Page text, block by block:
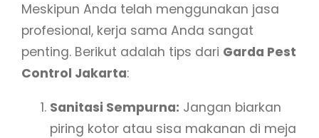
Meskipun Anda telah menggunakan jasa
profesional, kerja sama Anda sangat
penting. Berikut adalah tips dari Garda Pest
Control Jakarta:
Sanitasi Sempurna: Jangan biarkan
piring kotor atau sisa makanan di meja